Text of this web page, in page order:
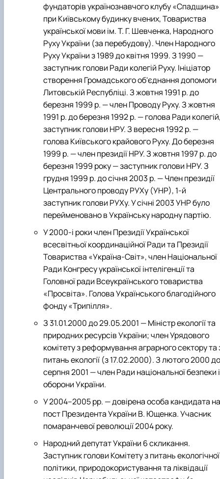
фундаторів українознавчого клубу «Спадщина»
при Київському будинку вчених, Товариства
української мови ім. Т. Г. Шевченка, Народного
Руху України (за перебудову). Член Народного
Руху України з 1989 до квітня 1999. З 1990 —
заступник голови Ради колегій Руху. Ініціатор
створення Громадського об'єднання допомоги
Литовській Республіці. З жовтня 1991 р. до
березня 1999 р. — член Проводу Руху. З жовтня
1991 р. до березня 1992 р. — голова Ради
заступник голови НРУ. З вересня 1992 р. —
голова Київського крайового Руху. До березня
1999 р. — член президії НРУ. З жовтня 1997 р. до
березня 1999 року — заступник голови НРУ. З
грудня 1999 р. до січня 2003 р. — Член президії
Центрального проводу РУХу (УНР), 1-й
заступник голови РУХу. У січні 2003 УНР було
перейменовано в Українську народну партію.
У 2000-і роки член Президії Української
всесвітньої координаційної Ради та Президії
Товариства «Україна-Світ», член Національної
Ради Конгресу української інтелігенції та
Головної ради Всеукраїнського товариства
«Просвіта». Голова Українського благодійного
фонду «Трипілля».
З 31.01.2000 до 29.05.2001 — Міністр екології та
природних ресурсів України; член Урядового
комітету з реформування аграрного сектору та
питань екології (з 17.02.2000). З лютого 2000 до
серпня 2001 — член Ради національної безпеки і
оборони України.
У 2004–2005 рр. — довірена особа кандидата на
пост Президента України В. Ющенка. Учасник
помаранчевої революції 2004 року.
Народний депутат України 6 скликання.
Заступник голови Комітету з питань екологічної
політики, природокористування та ліквідації